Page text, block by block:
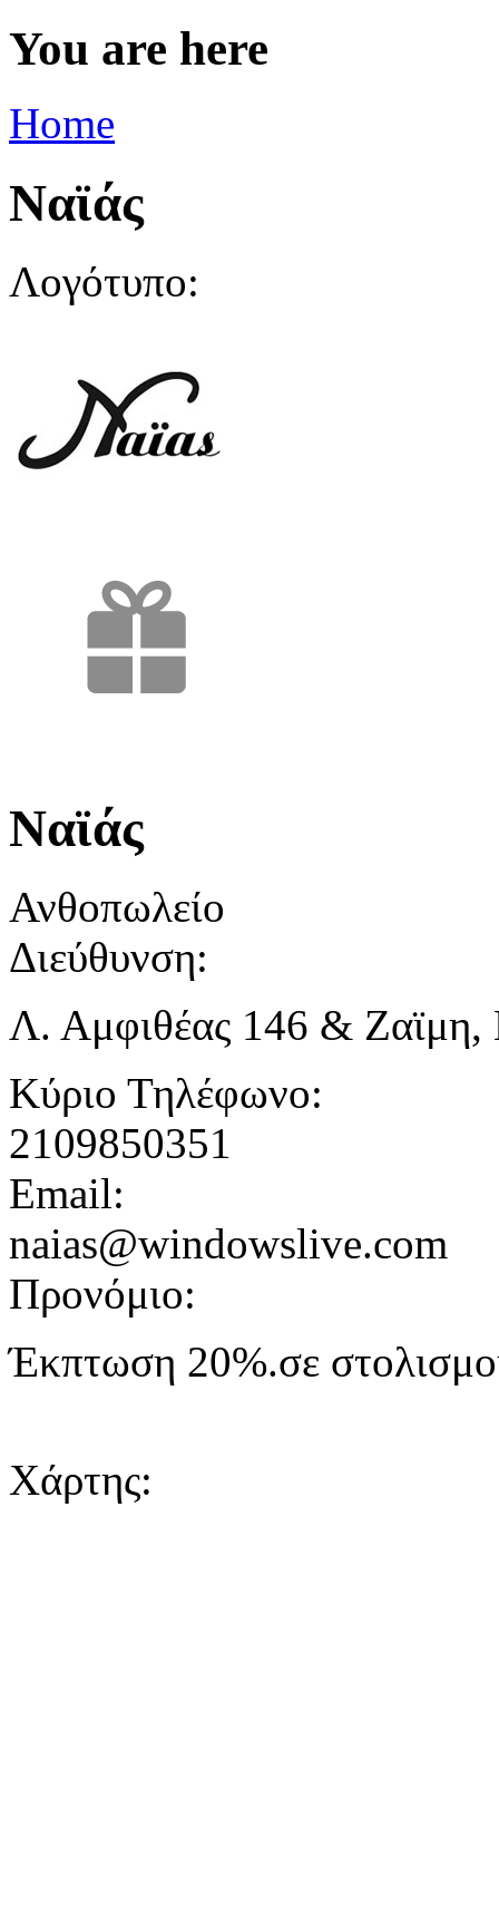
You are here
Home
Ναϊάς
Λογότυπο:
Ναϊάς
Ανθοπωλείο
Διεύθυνση:
Λ. Αμφιθέας 146 &
Κύριο Τηλέφωνο:
2109850351
Email:
naias@windowslive.com
Προνόμιο:
Έκπτωση 20%.σε
Χάρτης: